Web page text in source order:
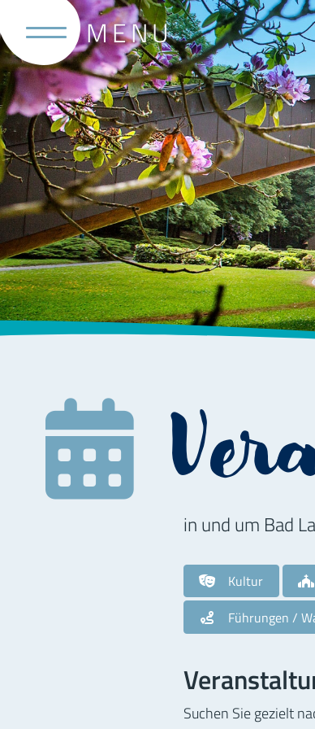
in und um Bad
Kultur
Führungen /
Suchen Sie gezielt